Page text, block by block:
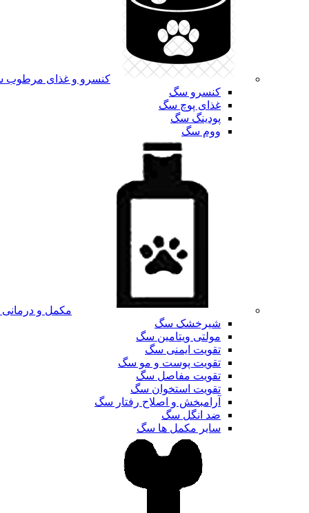
کنسرو و غذای
کنسرو سگ
غذای پوچ سگ
پودینگ سگ
ووم سگ
مکمل و
شیرخشک سگ
مولتی ویتامین سگ
تقویت ایمنی سگ
تقویت پوست و مو سگ
تقویت مفاصل سگ
تقویت استخوان سگ
آرامبخش و اصلاح رفتار سگ
ضد انگل سگ
سایر مکمل ها سگ